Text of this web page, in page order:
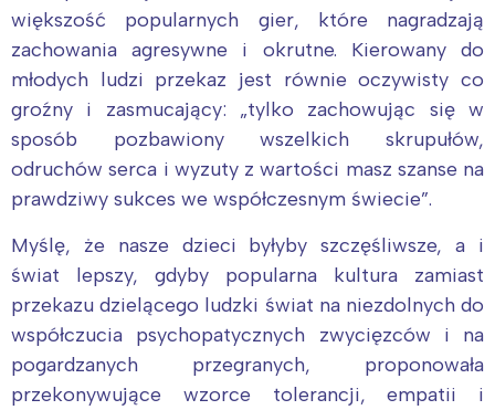
większość popularnych gier, które nagradzają
zachowania agresywne i okrutne. Kierowany do
młodych ludzi przekaz jest równie oczywisty co
groźny i zasmucający: „tylko zachowując się w
sposób pozbawiony wszelkich skrupułów,
odruchów serca i wyzuty z wartości masz szanse na
prawdziwy sukces we współczesnym świecie”.
Myślę, że nasze dzieci byłyby szczęśliwsze, a i
świat lepszy, gdyby popularna kultura zamiast
przekazu dzielącego ludzki świat na niezdolnych do
współczucia psychopatycznych zwycięzców i na
pogardzanych przegranych, proponowała
przekonywujące wzorce tolerancji, empatii i
Trójmiasto
Poznań
Wrocław
Południe
Północ
Wszystkie
Wybieram